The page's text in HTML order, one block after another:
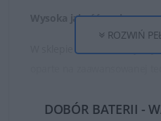
Wysoka jakość ogniw
W sklepie DELL24 oferujemy
Dzięki temu zakupione
ROZWIŃ
DOBÓR BATERII -